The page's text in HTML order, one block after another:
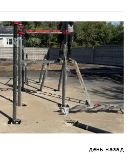
день назад